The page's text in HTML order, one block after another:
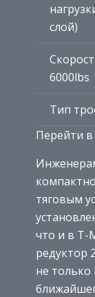
слой)
6000lbs
Тип
Перейти в
тяговым
что и в T-
редуктор
не